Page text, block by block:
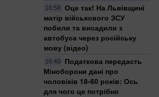
16:58
Оце так! На Львівщині
матір військового ЗСУ
побили та висадили з
автобуса через російську
мову (відео)
16:40
Податкова передасть
Міноборони дані про
чоловіків 18-60 років: Ось
для чого це потрібно